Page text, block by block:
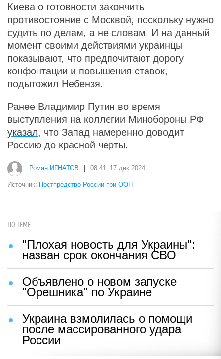
Киева о готовности закончить
противостояние с Москвой, поскольку нужно
судить по делам, а не словам. И на данный
момент своими действиями украинцы
показывают, что предпочитают дорогу
конфонтации и повышения ставок,
подытожил Небензя.
Ранее Владимир Путин во время
выступления на коллегии Минобороны РФ
указал, что Запад намеренно доводит
Россию до красной черты.
Роман ИГНАТОВ 08:41, 17 дек 2024
Источник: Постпредство России при ООН
ПО ТЕМЕ
"Плохая новость для Украины":
назван срок окончания СВО
Объявлено о новом запуске
"Орешника" по Украине
Украина взмолилась о помощи
после массированного удара
России